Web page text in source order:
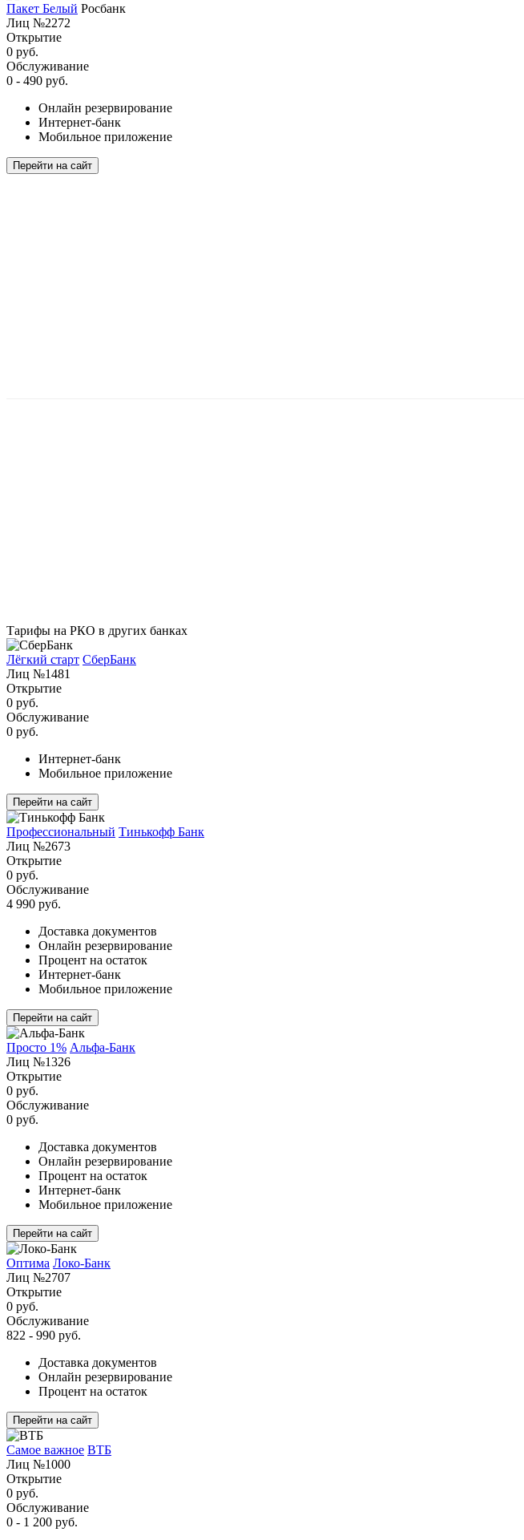
Пакет Белый Росбанк
Лиц №2272
Открытие
0 руб.
Обслуживание
0 - 490 руб.
Онлайн резервирование
Интернет-банк
Мобильное приложение
Перейти на сайт
Тарифы на РКО в других банках
Лёгкий старт СберБанк
Лиц №1481
Открытие
0 руб.
Обслуживание
0 руб.
Интернет-банк
Мобильное приложение
Перейти на сайт
Профессиональный Тинькофф Банк
Лиц №2673
Открытие
0 руб.
Обслуживание
4 990 руб.
Доставка документов
Онлайн резервирование
Процент на остаток
Интернет-банк
Мобильное приложение
Перейти на сайт
Просто 1% Альфа-Банк
Лиц №1326
Открытие
0 руб.
Обслуживание
0 руб.
Доставка документов
Онлайн резервирование
Процент на остаток
Интернет-банк
Мобильное приложение
Перейти на сайт
Оптима Локо-Банк
Лиц №2707
Открытие
0 руб.
Обслуживание
822 - 990 руб.
Доставка документов
Онлайн резервирование
Процент на остаток
Перейти на сайт
Самое важное ВТБ
Лиц №1000
Открытие
0 руб.
Обслуживание
0 - 1 200 руб.